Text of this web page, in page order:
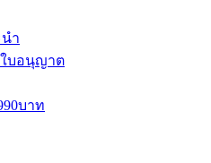
ำ
ใบอนุญาต
บาท